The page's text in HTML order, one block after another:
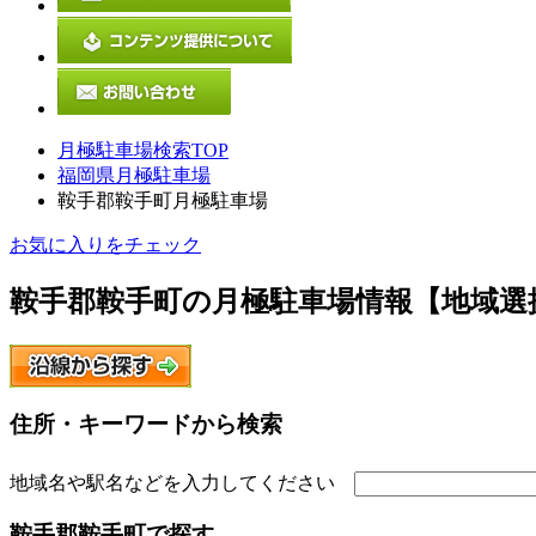
月極駐車場検索TOP
福岡県月極駐車場
鞍手郡鞍手町月極駐車場
お気に入りをチェック
鞍手郡鞍手町の月極駐車場情報【地域選
住所・キーワードから検索
地域名や駅名などを入力してください